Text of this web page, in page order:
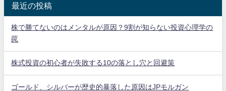
最近の投稿
株で勝てないのはメンタルが原因？9割が知らない投資心理学の
罠
株式投資の初心者が失敗する10の落とし穴と回避策
ゴールド、シルバーが歴史的暴落した原因はJPモルガン